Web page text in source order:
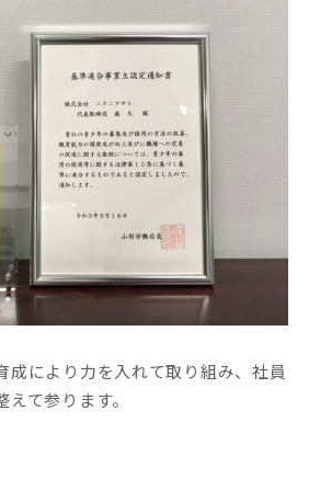
成により力を入れて取り組み、社員
て参ります。